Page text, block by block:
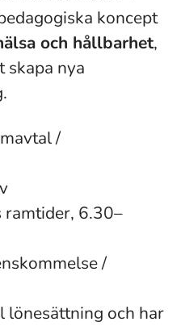
koncept
och hållbarhet,
skapa nya
/
ramtider, 6.30–
/
och har